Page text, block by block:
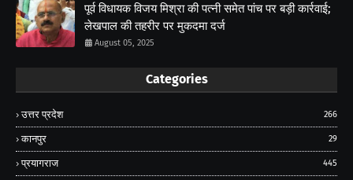
पूर्व विधायक विजय मिश्रा की पत्नी समेत पांच पर बड़ी कार्रवाई;
लेखपाल की तहरीर पर मुकदमा दर्ज
August 05, 2025
Categories
उत्तर प्रदेश 266
कानपुर 29
प्रयागराज 445